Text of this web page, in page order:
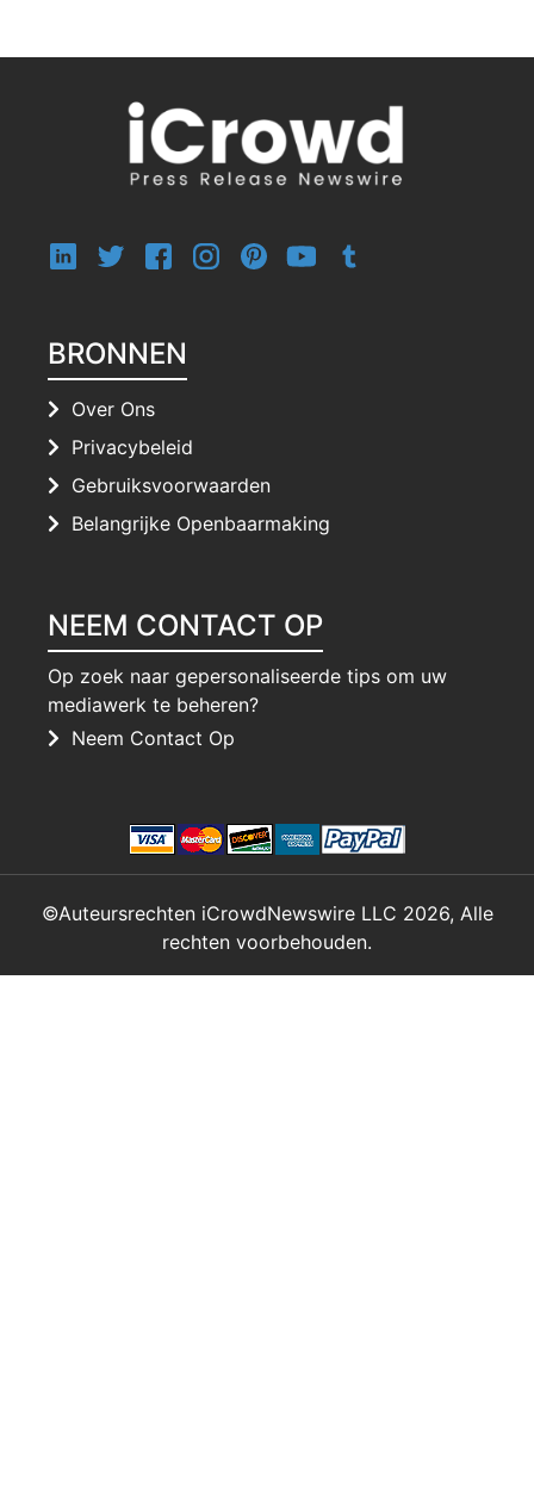
BRONNEN
Over Ons
Privacybeleid
Gebruiksvoorwaarden
Belangrijke Openbaarmaking
NEEM CONTACT OP
Op zoek naar gepersonaliseerde tips om uw
mediawerk te beheren?
Neem Contact Op
©Auteursrechten iCrowdNewswire LLC 2026, Alle
rechten voorbehouden.